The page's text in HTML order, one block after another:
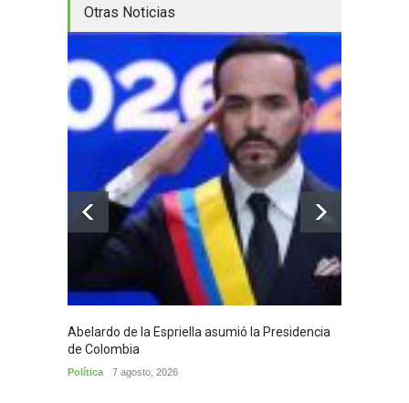
Otras Noticias
Abelardo de la Espriella asumió la Presidencia
de Colombia
Política 7 agosto, 2026